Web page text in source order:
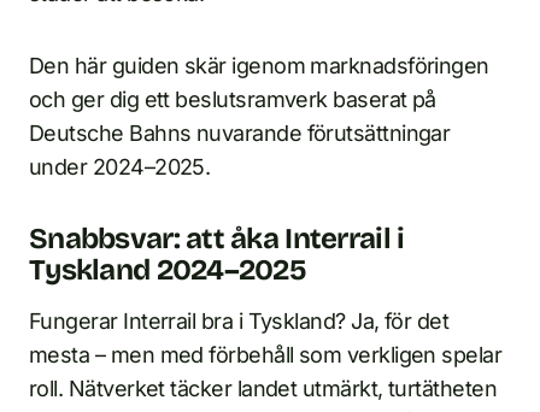
Den här guiden skär igenom marknadsföringen
och ger dig ett beslutsramverk baserat på
Deutsche Bahns nuvarande förutsättningar
under 2024–2025.
Snabbsvar: att åka Interrail i
Tyskland 2024–2025
Fungerar Interrail bra i Tyskland? Ja, för det
mesta – men med förbehåll som verkligen spelar
roll. Nätverket täcker landet utmärkt, turtätheten